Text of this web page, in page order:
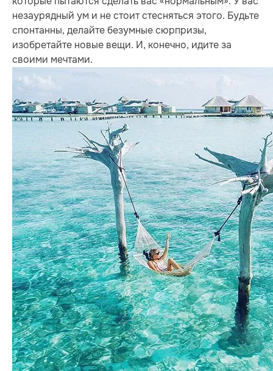
незаурядный ум и не стоит стесняться этого. Будьте
спонтанны, делайте безумные сюрпризы,
изобретайте новые вещи. И, конечно, идите за
своими мечтами.